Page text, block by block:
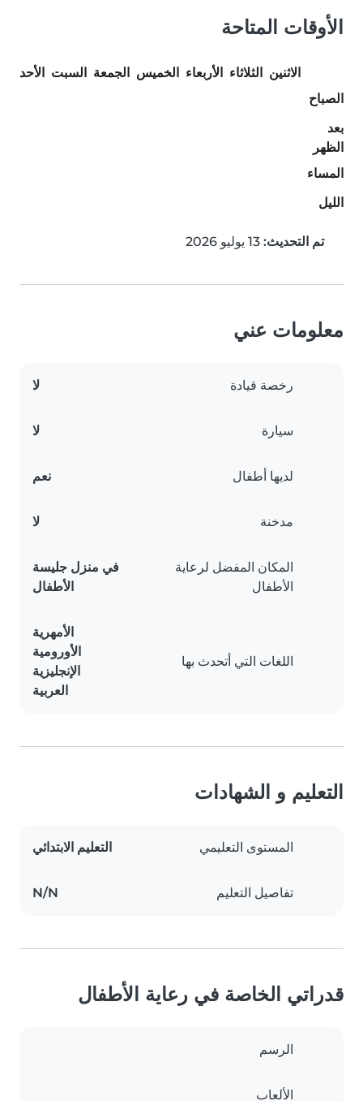
الأوقات المتاحة
الاثنين الثلاثاء الأربعاء الخميس الجمعة السبت
الأحد
الصباح
بعد
الظهر
المساء
الليل
تم التحديث:
معلومات عني
رخصة قيادة لا
سيارة لا
لديها أطفال نعم
مدخنة لا
المكان المفضل لرعاية
الأطفال
في منزل جليسة
الأطفال
اللغات التي أتحدث بها
الأمهرية
الأورومية
الإنجليزية
العربية
التعليم و الشهادات
المستوى التعليمي التعليم الابتدائي
تفاصيل التعليم N/N
قدراتي الخاصة في رعاية الأطفال
الرسم
الألعاب